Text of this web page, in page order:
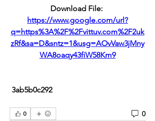
https://www.google.com/url?
q=https%3A%2F%2Fvittuv.com%2F2uk
zRf&sa=D&sntz=1&usg=AOvVaw3jMny
WA8oaqy43fiW58Km9
3ab5b0c292
0 0